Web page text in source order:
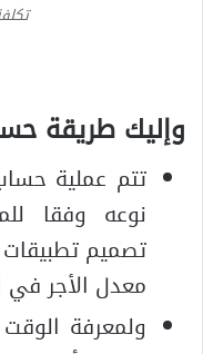
وإليك طريقة
تتم عملية
نوعه وفقا
معدل الأجر في
ولمعرفة الوقت